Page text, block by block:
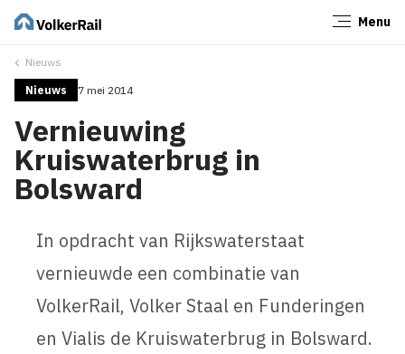
Menu
Nieuws
Nieuws 7 mei 2014
Vernieuwing
Kruiswaterbrug in
Bolsward
In opdracht van Rijkswaterstaat
vernieuwde een combinatie van
VolkerRail, Volker Staal en Funderingen
en Vialis de Kruiswaterbrug in Bolsward.
Sluiten